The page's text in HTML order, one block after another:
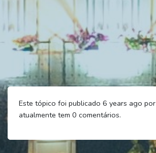
Este tópico foi publicado 6 years ago por
atualmente tem 0 comentários.